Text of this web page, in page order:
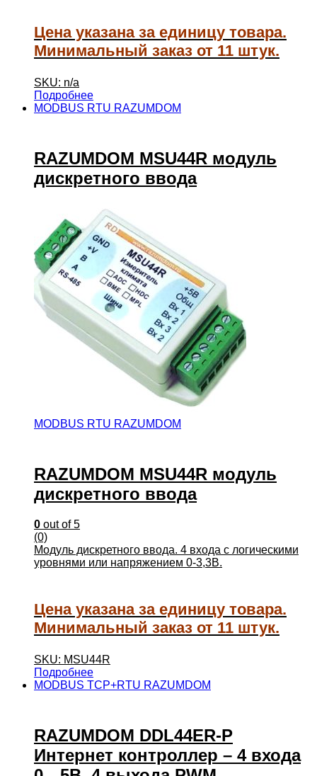
Цена указана за единицу товара.
Минимальный заказ от 11 штук.
SKU: n/a
Подробнее
MODBUS RTU RAZUMDOM
RAZUMDOM MSU44R модуль
дискретного ввода
MODBUS RTU RAZUMDOM
RAZUMDOM MSU44R модуль
дискретного ввода
0 out of 5
(0)
Модуль дискретного ввода. 4 входа с логическими
уровнями или напряжением 0-3,3В.
Цена указана за единицу товара.
Минимальный заказ от 11 штук.
SKU: MSU44R
Подробнее
MODBUS TCP+RTU RAZUMDOM
RAZUMDOM DDL44ER-P
Интернет контроллер – 4 входа